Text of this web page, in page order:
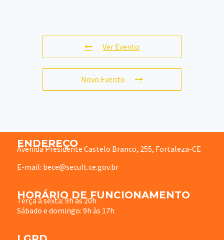
Ver Evento
Novo Evento
ENDEREÇO
Avenida Presidente Castelo Branco, 255, Fortaleza-CE
E-mail: bece@secult.ce.gov.br
HORÁRIO DE FUNCIONAMENTO
Terça à sexta: 9h às 20h
Sábado e domingo: 9h às 17h